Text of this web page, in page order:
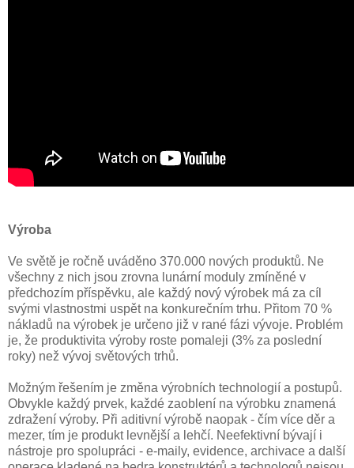
Výroba
Ve světě je ročně uváděno 370.000 nových produktů. Ne
všechny z nich jsou zrovna lunární moduly zmíněné v
předchozím příspěvku, ale každý nový výrobek má za cíl
svými vlastnostmi uspět na konkurečním trhu. Přitom 70 %
nákladů na výrobek je určeno již v rané fázi vývoje. Problém
je, že produktivita výroby roste pomaleji (3% za poslední
roky) než vývoj světových trhů.
Možným řešením je změna výrobních technologií a postupů.
Obvykle každý prvek, každé zaoblení na výrobku znamená
zdražení výroby. Při aditivní výrobě naopak - čím více děr a
mezer, tím je produkt levnější a lehčí. Neefektivní bývají i
nástroje pro spolupráci - e-maily, evidence, archivace a další